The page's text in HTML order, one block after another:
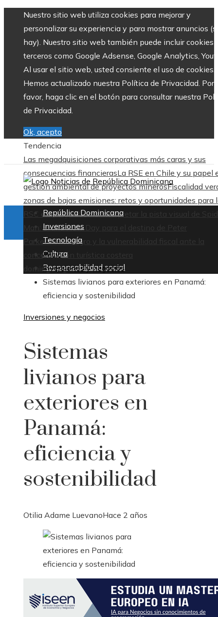
Nuestro sitio web utiliza cookies para mejorar y
personalizar su experiencia y para mostrar anuncios
hay). Nuestro sitio web también puede incluir cookies
terceros como Google Adsense, Google Analytics,
Al usar el sitio web, usted consiente el uso de cookies.
Hemos actualizado nuestra Política de Privacidad. Por
favor, haga clic en el botón para consultar nuestra
de Privacidad.
Ok, acepto
Tendencia
Las megadquisiciones corporativas más caras y sus
consecuencias financierasLa RSE en Chile y su papel
gestión ambiental de proyectos minerosFiscalidad
zonas de bajas emisiones: retos y oportunidades para
RSC en BélgicaCómo interpretar la pista visual de
Man: Brand New Day para el destino de Peter
ParkerMontenegro y la vulnerabilidad fiscal ante la
concentración turística costera
domingo, agosto 9
República Dominicana
Inversiones
Tecnología
Cultura
Responsabilidad social
Inicio
Inversiones y negocios
Sistemas livianos para exteriores en Panamá:
eficiencia y sostenibilidad
Inversiones y negocios
Sistemas
livianos para
exteriores en
Panamá:
eficiencia y
sostenibilidad
Otilia Adame LuevanoHace 2 años